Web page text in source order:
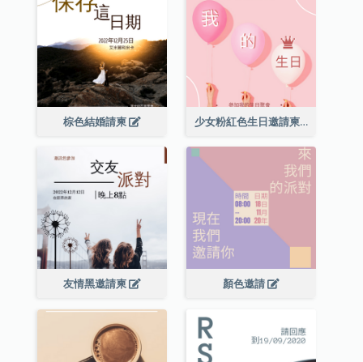
棕色結婚請柬 少女粉紅色生日邀請柬
友情黑邀請柬 顏色邀請